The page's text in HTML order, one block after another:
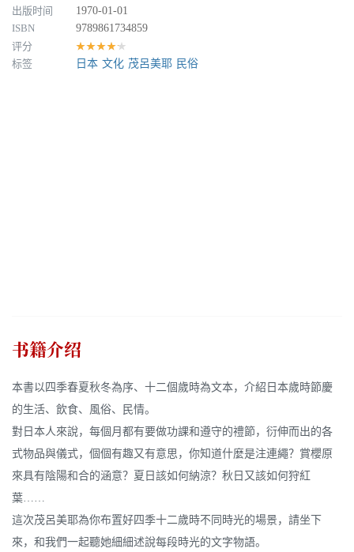
出版时间
1970-01-01
ISBN
9789861734859
评分
★★★★★
标签 日本 文化 茂呂美耶 民俗
书籍介绍
本書以四季春夏秋冬為序、十二個歲時為文本，介紹日本歲時節慶
的生活、飲食、風俗、民情。
對日本人來說，每個月都有要做功課和遵守的禮節，衍伸而出的各
式物品與儀式，個個有趣又有意思，你知道什麼是注連繩？賞櫻原
來具有陰陽和合的涵意？夏日該如何納涼？秋日又該如何狩紅
葉……
這次茂呂美耶為你布置好四季十二歲時不同時光的場景，請坐下
來，和我們一起聽她細細述說每段時光的文字物語。